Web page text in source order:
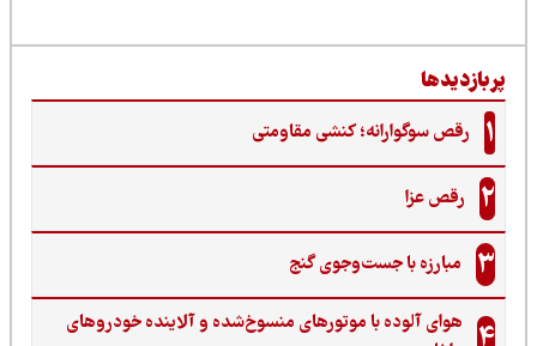
رقص سوگوارانه؛ کنشی مقاومتی
رقص عزا
مبارزه با جست‌وجوی گنج‌
هوای آلوده با موتورهای منسوخ‌شده و آلاینده خودروهای